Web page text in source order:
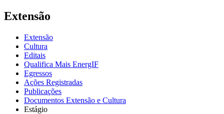
Extensão
Extensão
Cultura
Editais
Qualifica Mais EnergIF
Egressos
Ações Registradas
Publicações
Documentos Extensão e Cultura
Estágio